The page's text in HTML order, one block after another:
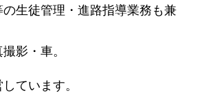
生徒管理・進路指導業務も兼
影・車。
ています。